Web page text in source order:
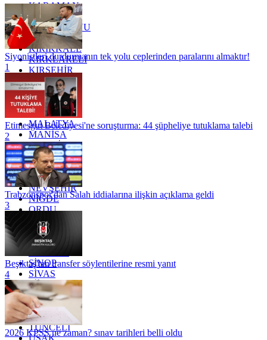
KARAMAN
KARS
KASTAMONU
KAYSERİ
KIRIKKALE
KIRKLARELİ
KIRŞEHİR
KOCAELİ
KONYA
KÜTAHYA
KİLİS
MALATYA
MANİSA
MARDİN
MERSİN
MUĞLA
MUŞ
NEVŞEHİR
NİĞDE
ORDU
OSMANİYE
RİZE
SAKARYA
SİNOP
SİVAS
SİİRT
TEKİRDAĞ
TOKAT
TRABZON
TUNCELİ
UŞAK
Siyonistleri durdurmanın tek yolu ceplerinden paralarını almaktır!
1
Etimesgut Belediyesi'ne soruşturma: 44 şüpheliye tutuklama talebi
2
Trabzonspor'dan Salah iddialarına ilişkin açıklama geldi
3
Beşiktaş'tan transfer söylentilerine resmi yanıt
4
2026 KPSS ne zaman? sınav tarihleri belli oldu